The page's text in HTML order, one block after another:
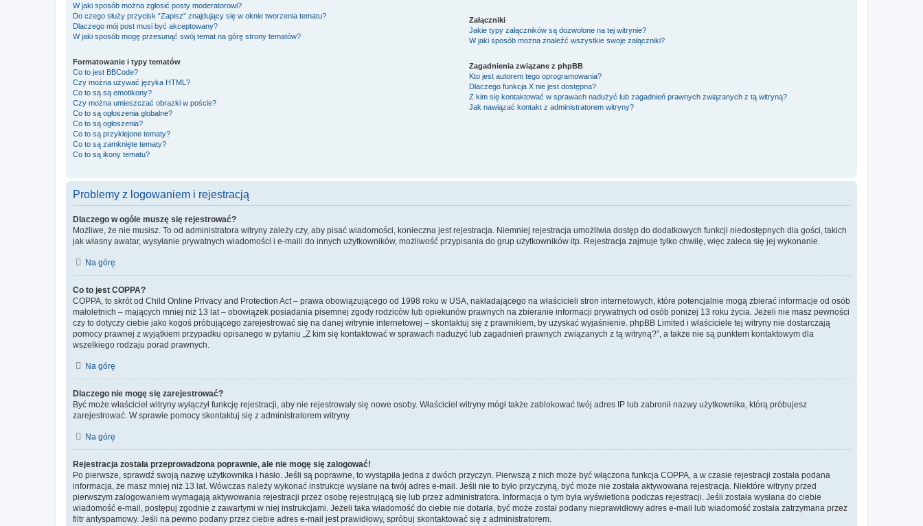
W jaki sposób można zgłosić posty moderatorowi?
Do czego służy przycisk “Zapisz” znajdujący się w oknie tworzenia tematu?
Dlaczego mój post musi być akceptowany?
W jaki sposób mogę przesunąć swój temat na górę strony tematów?
Formatowanie i typy tematów
Co to jest BBCode?
Czy można używać języka HTML?
Co to są są emotikony?
Czy można umieszczać obrazki w poście?
Co to są ogłoszenia globalne?
Co to są ogłoszenia?
Co to są przyklejone tematy?
Co to są zamknięte tematy?
Co to są ikony tematu?
Załączniki
Jakie typy załączników są dozwolone na tej witrynie?
W jaki sposób można znaleźć wszystkie swoje załączniki?
Zagadnienia związane z phpBB
Kto jest autorem tego oprogramowania?
Dlaczego funkcja X nie jest dostępna?
Z kim się kontaktować w sprawach nadużyć lub zagadnień prawnych związanych z tą witryną?
Jak nawiązać kontakt z administratorem witryny?
Problemy z logowaniem i rejestracją
Dlaczego w ogóle muszę się rejestrować?
Możliwe, że nie musisz. To od administratora witryny zależy czy, aby pisać wiadomości, konieczna jest rejestracja. Niemniej rejestracja umożliwia dostęp do dodatkowych funkcji niedostępnych dla gości, takich
jak własny awatar, wysyłanie prywatnych wiadomości i e-maili do innych użytkowników, możliwość przypisania do grup użytkowników itp. Rejestracja zajmuje tylko chwilę, więc zaleca się jej wykonanie.
Na górę
Co to jest COPPA?
COPPA, to skrót od Child Online Privacy and Protection Act – prawa obowiązującego od 1998 roku w USA, nakładającego na właścicieli stron internetowych, które potencjalnie mogą zbierać informacje od osób
małoletnich – mających mniej niż 13 lat – obowiązek posiadania pisemnej zgody rodziców lub opiekunów prawnych na zbieranie informacji prywatnych od osób poniżej 13 roku życia. Jeżeli nie masz pewności
czy to dotyczy ciebie jako kogoś próbującego zarejestrować się na danej witrynie internetowej – skontaktuj się z prawnikiem, by uzyskać wyjaśnienie. phpBB Limited i właściciele tej witryny nie dostarczają
pomocy prawnej z wyjątkiem przypadku opisanego w pytaniu „Z kim się kontaktować w sprawach nadużyć lub zagadnień prawnych związanych z tą witryną?”, a także nie są punktem kontaktowym dla
wszelkiego rodzaju porad prawnych.
Na górę
Dlaczego nie mogę się zarejestrować?
Być może właściciel witryny wyłączył funkcję rejestracji, aby nie rejestrowały się nowe osoby. Właściciel witryny mógł także zablokować twój adres IP lub zabronił nazwy użytkownika, którą próbujesz
zarejestrować. W sprawie pomocy skontaktuj się z administratorem witryny.
Na górę
Rejestracja została przeprowadzona poprawnie, ale nie mogę się zalogować!
Po pierwsze, sprawdź swoją nazwę użytkownika i hasło. Jeśli są poprawne, to wystąpiła jedna z dwóch przyczyn. Pierwszą z nich może być włączona funkcja COPPA, a w czasie rejestracji została podana
informacja, że masz mniej niż 13 lat. Wówczas należy wykonać instrukcje wysłane na twój adres e-mail. Jeśli nie to było przyczyną, być może nie została aktywowana rejestracja. Niektóre witryny przed
pierwszym zalogowaniem wymagają aktywowania rejestracji przez osobę rejestrującą się lub przez administratora. Informacja o tym była wyświetlona podczas rejestracji. Jeśli została wysłana do ciebie
wiadomość e-mail, postępuj zgodnie z zawartymi w niej instrukcjami. Jeżeli taka wiadomość do ciebie nie dotarła, być może został podany nieprawidłowy adres e-mail lub wiadomość została zatrzymana przez
filtr antyspamowy. Jeśli na pewno podany przez ciebie adres e-mail jest prawidłowy, spróbuj skontaktować się z administratorem.